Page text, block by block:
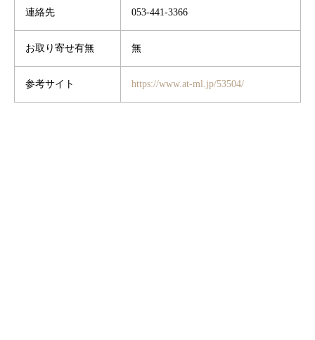
連絡先 053-441-3366
お取り寄せ有無 無
参考サイト https://www.at-ml.jp/53504/